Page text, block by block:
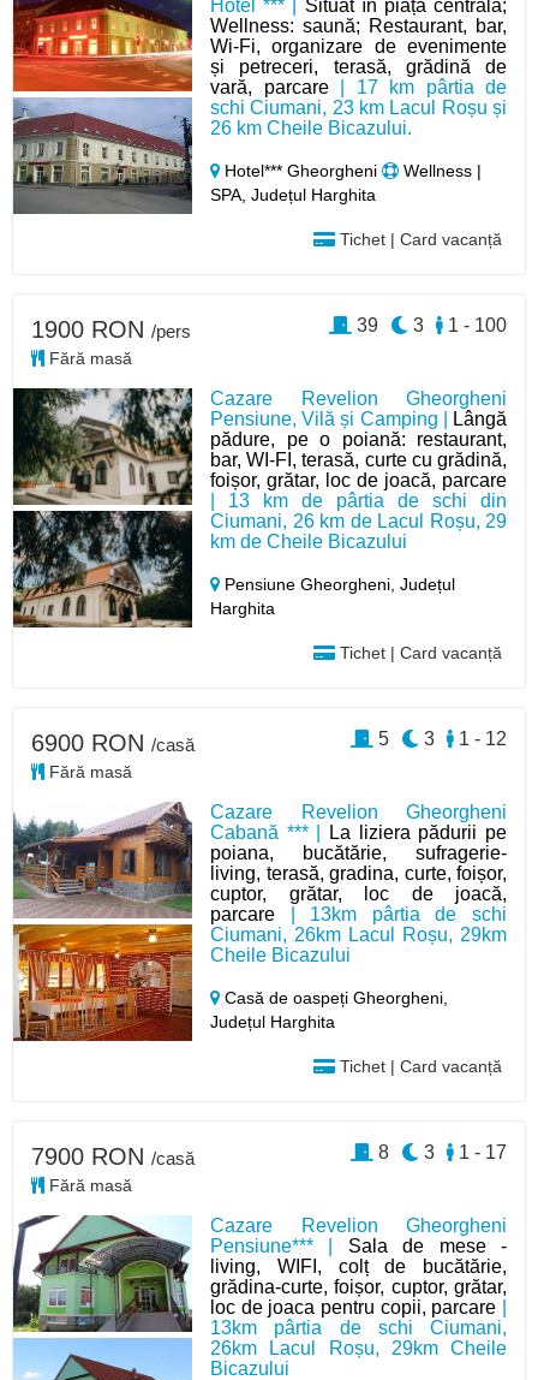
Hotel *** | Situat în piața centrală;
Wellness: saună; Restaurant, bar,
Wi-Fi, organizare de evenimente
și petreceri, terasă, grădină de
vară, parcare| 17 km pârtia de
schi Ciumani, 23 km Lacul Roșu și
26 km Cheile Bicazului.
Hotel*** Gheorgheni
Wellness |
SPA, Județul Harghita
Tichet | Card vacanță
Cazare Revelion Gheorgheni
Pensiune, Vilă și Camping |
Lângă
pădure, pe o poiană: restaurant,
bar, WI-FI, terasă, curte cu grădină,
foișor, grătar, loc de joacă, parcare
| 13 km de pârtia de schi din
Ciumani, 26 km de Lacul Roșu, 29
km de Cheile Bicazului
Pensiune Gheorgheni,Județul
Harghita
Tichet | Card vacanță
1900 RON /pers
Fără masă
1 - 100
3
39
Cazare Revelion Gheorgheni
Cabană *** |
La liziera pădurii pe
poiana, bucătărie, sufragerie-
living, terasă, gradina, curte, foișor,
cuptor, grătar, loc de joacă,
parcare | 13km pârtia de schi
Ciumani, 26km Lacul Roșu, 29km
Cheile Bicazului
Casă de oaspeți Gheorgheni,
Județul Harghita
Tichet | Card vacanță
6900 RON /casă
Fără masă
1 - 12
3
5
Cazare Revelion Gheorgheni
Pensiune*** | Sala de mese -
living, WIFI, colț de bucătărie,
grădina-curte, foișor, cuptor, grătar,
loc de joaca pentru copii, parcare
13km pârtia de schi Ciumani,
26km Lacul Roșu, 29km Cheile
Bicazului
7900 RON /casă
Fără masă
1 - 17
3
8